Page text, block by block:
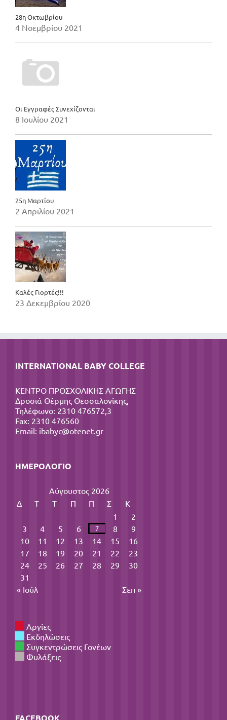
28η Οκτωβρίου
4 Νοεμβρίου 2021
Οι Εγγραφές Συνεχίζονται
8 Ιουλίου 2021
25η Μαρτίου
2 Απριλίου 2021
Καλές Γιορτές!!!
23 Δεκεμβρίου 2020
INTERNATIONAL BABY COLLEGE
ΚΕΝΤΡΟ ΠΡΟΣΧΟΛΙΚΗΣ ΑΓΩΓΗΣ
Δροσιά Θέρμης Θεσσαλονίκης,
Τηλέφωνο: 2310 476572,3
Fax: 2310 476560
Email: ibabyc@otenet.gr
ΗΜΕΡΟΛΌΓΙΟ
Αύγουστος 2026
Δ
Τ Τ Π Π Σ
Κ
1
2
3
4 5 6 7 8
9
10
11 12 13 14 15
16
17
18 19 20 21 22
23
24
25 26 27 28 29
30
31
« Ιούλ
Σεπ »
Αργίες
Εκδηλώσεις
Συγκεντρώσεις Γονέων
Φυλάξεις
FACEBOOK